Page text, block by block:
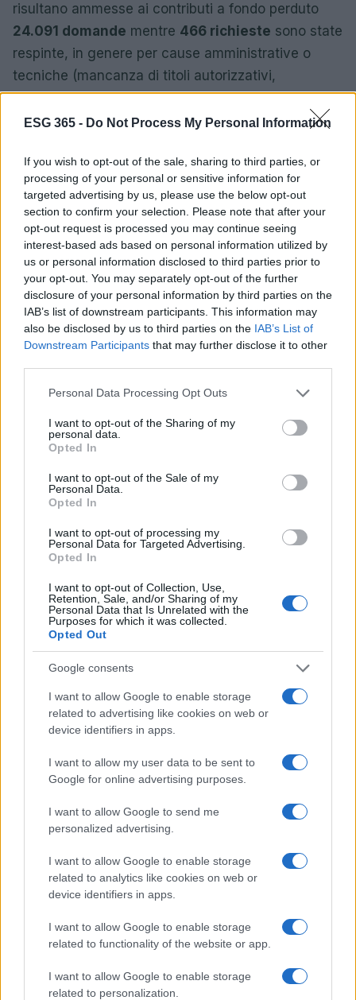
ESG 365 - Do Not Process My Personal Information
If you wish to opt-out of the sale, sharing to third parties, or
processing of your personal or sensitive information for
targeted advertising by us, please use the below opt-out
section to confirm your selection. Please note that after your
opt-out request is processed you may continue seeing
interest-based ads based on personal information utilized by
us or personal information disclosed to third parties prior to
your opt-out. You may separately opt-out of the further
disclosure of your personal information by third parties on the
IAB’s list of downstream participants. This information may
also be disclosed by us to third parties on the IAB’s List of
Downstream Participants that may further disclose it to other
Please note that this website/app uses one or more Google
not limited to your visit or usage behaviour. You may click to
grant or deny consent to Google and its third-party tags to
use your data for below specified purposes in below Google
consent section.
Personal Data Processing Opt Outs
I want to opt-out of the Sharing of my
personal data.
Opted In
I want to opt-out of the Sale of my
Personal Data.
Opted In
I want to opt-out of processing my
Personal Data for Targeted Advertising.
Opted In
I want to opt-out of Collection, Use,
Retention, Sale, and/or Sharing of my
Personal Data that Is Unrelated with the
Purposes for which it was collected.
Opted Out
Google consents
I want to allow Google to enable storage
related to advertising like cookies on web or
device identifiers in apps.
I want to allow my user data to be sent to
Google for online advertising purposes.
I want to allow Google to send me
personalized advertising.
I want to allow Google to enable storage
related to analytics like cookies on web or
device identifiers in apps.
I want to allow Google to enable storage
related to functionality of the website or app.
I want to allow Google to enable storage
related to personalization.
risultano ammesse ai contributi a fondo perduto
24.091 domande mentre 466 richieste sono state
respinte, in genere per cause amministrative o
tecniche (mancanza di titoli autorizzativi,
preventivo di connessione, incompatibilità con altri
incentivi o soggetti non legittimati).
Questi aspetti amministrativi e tecnici saranno
probabilmente al centro delle discussioni durante il
convegno del Cnel, perché evidenziano la
necessità di semplificare processi e chiarire i
requisiti per accelerare l’adozione delle CER su
scala territoriale.
Il convegno del 1° luglio rappresenta
AUTORE
Ilaria Galli
caso amministrativo triestino dopo accessi agli
atti al Municipio, sostenendo la linea editoriale
un tratto unico: colleziona verbali storici del
Porto Vecchio.
Continua a leggere
EVENTI E AGENDA